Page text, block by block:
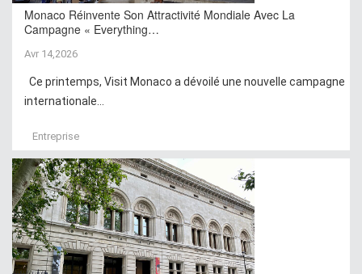
Monaco Réinvente Son Attractivité Mondiale Avec La
Campagne « Everything…
Avr 14,2026
Ce printemps, Visit Monaco a dévoilé une nouvelle campagne
internationale...
Entreprise